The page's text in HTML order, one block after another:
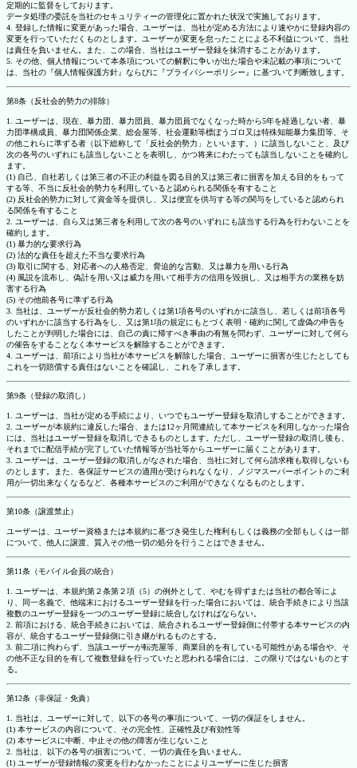
定期的に監督をしております。
データ処理の委託を当社のセキュリティーの管理化に置かれた状況で実施しております。
4. 登録した情報に変更があった場合、ユーザーは、当社が定める方法により速やかに登録内容の
変更を行っていただくものとします。ユーザーが変更を怠ったことによる不利益について、当社
は責任を負いません。また、この場合、当社はユーザー登録を抹消することがあります。
5. その他、個人情報について本条項についての解釈に争いが出た場合や未記載の事項について
は、当社の『個人情報保護方針』ならびに『プライバシーポリシー』に基づいて判断致します。
第8条（反社会的勢力の排除）
1. ユーザーは、現在、暴力団、暴力団員、暴力団員でなくなった時から5年を経過しない者、暴
力団準構成員、暴力団関係企業、総会屋等、社会運動等標ぼうゴロ又は特殊知能暴力集団等、そ
の他これらに準ずる者（以下総称して「反社会的勢力」といいます。）に該当しないこと、及び
次の各号のいずれにも該当しないことを表明し、かつ将来にわたっても該当しないことを確約し
ます。
(1) 自己、自社若しくは第三者の不正の利益を図る目的又は第三者に損害を加える目的をもって
する等、不当に反社会的勢力を利用していると認められる関係を有すること
(2) 反社会的勢力に対して資金等を提供し、又は便宜を供与する等の関与をしていると認められ
る関係を有すること
2. ユーザーは、自ら又は第三者を利用して次の各号のいずれにも該当する行為を行わないことを
確約します。
(1) 暴力的な要求行為
(2) 法的な責任を超えた不当な要求行為
(3) 取引に関する、対応者への人格否定、脅迫的な言動、又は暴力を用いる行為
(4) 風説を流布し、偽計を用い又は威力を用いて相手方の信用を毀損し、又は相手方の業務を妨
害する行為
(5) その他前各号に準ずる行為
3. 当社は、ユーザーが反社会的勢力若しくは第1項各号のいずれかに該当し、若しくは前項各号
のいずれかに該当する行為をし、又は第1項の規定にもとづく表明・確約に関して虚偽の申告を
したことが判明した場合には、自己の責に帰すべき事由の有無を問わず、ユーザーに対して何ら
の催告をすることなく本サービスを解除することができます。
4. ユーザーは、前項により当社が本サービスを解除した場合、ユーザーに損害が生じたとしても
これを一切賠償する責任はないことを確認し、これを了承します。
第9条（登録の取消し）
1. ユーザーは、当社が定める手続により、いつでもユーザー登録を取消しすることができます。
2. ユーザーが本規約に違反した場合、または12ヶ月間連続して本サービスを利用しなかった場合
には、当社はユーザー登録を取消しできるものとします。ただし、ユーザー登録の取消し後も、
それまでに配信手続が完了していた情報等が当社等からユーザーに届くことがあります。
3. ユーザーは、ユーザー登録の取消しがなされた場合、当社に対して何ら請求権も取得しないも
のとします。また、各保証サービスの適用が受けられなくなり、ノジマスーパーポイントのご利
用が一切出来なくなるなど、各種本サービスのご利用ができなくなるものとします。
第10条（譲渡禁止）
ユーザーは、ユーザー資格または本規約に基づき発生した権利もしくは義務の全部もしくは一部
について、他人に譲渡、質入その他一切の処分を行うことはできません。
第11条（モバイル会員の統合）
1. ユーザーは、本規約第２条第２項（5）の例外として、やむを得ずまたは当社の都合等によ
り、同一名義で、他端末におけるユーザー登録を行った場合においては、統合手続きにより当該
複数のユーザー登録を一つのユーザー登録に統合しなければならない。
2. 前項における、統合手続きにおいては、統合されるユーザー登録側に付帯する本サービスの内
容が、統合するユーザー登録側に引き継がれるものとする。
3. 前二項に拘わらず、当該ユーザーが転売屋等、商業目的を有している可能性がある場合や、そ
の他不正な目的を有して複数登録を行っていたと思われる場合には、この限りではないものとす
る。
第12条（非保証・免責）
1. 当社は、ユーザーに対して、以下の各号の事項について、一切の保証をしません。
(1) 本サービスの内容について、その完全性、正確性及び有効性等
(2) 本サービスに中断、中止その他の障害が生じないこと
2. 当社は、以下の各号の損害について、一切の責任を負いません。
(1) ユーザーが登録情報の変更を行わなかったことによりユーザーに生じた損害